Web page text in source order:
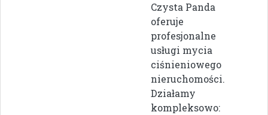
Czysta Panda
oferuje
profesjonalne
usługi mycia
ciśnieniowego
nieruchomości.
Działamy
kompleksowo: